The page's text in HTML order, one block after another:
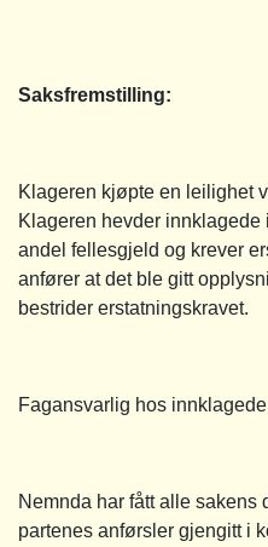
Saksfremstilling:
Klageren kjøpte en leilighet
Klageren hevder
andel fellesgjeld og krever
anfører at det ble gitt
bestrider erstatningskravet.
Fagansvarlig hos
Nemnda har fått alle sakens
partenes anførsler gjengitt i